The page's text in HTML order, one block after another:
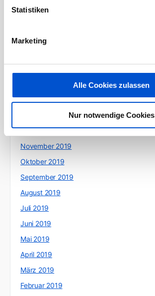
Statistiken
Marketing
Alle Cookies zulassen
Nur notwendige Cookies
August 2020
Juni 2020
Februar 2020
Dezember 2019
November 2019
Oktober 2019
September 2019
August 2019
Juli 2019
Juni 2019
Mai 2019
April 2019
März 2019
Februar 2019